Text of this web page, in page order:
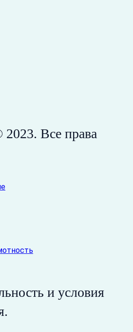
Все права
и условия